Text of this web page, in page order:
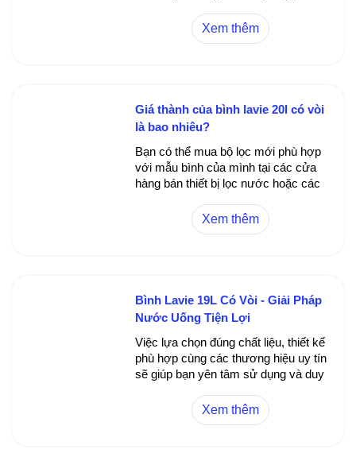
dùng. Các nhà sản xuất đã kiểm
định kỹ lưỡng về tiêu chuẩn chất
cách và dùng đúng loại bình phù
hợp.
Xem thêm
Giá thành của bình lavie 20l có vòi
là bao nhiêu?
Bạn có thể mua bộ lọc mới phù hợp
với mẫu bình của mình tại các cửa
hàng bán thiết bị lọc nước hoặc các
thay thế khá đơn giản: tháo bộ lọc cũ
ra, lắp bộ lọc mới vào đúng vị trí, rồi
Xem thêm
Bình Lavie 19L Có Vòi - Giải Pháp
Nước Uống Tiện Lợi
Việc lựa chọn đúng chất liệu, thiết kế
phù hợp cùng các thương hiệu uy tín
sẽ giúp bạn yên tâm sử dụng và duy
Đừng quên vệ sinh bình định kỳ và
bảo quản đúng cách để nâng cao
Xem thêm